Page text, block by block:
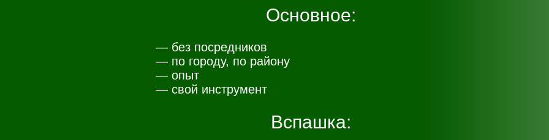
Основное:
— без посредников
— по городу, по району
— опыт
— свой инструмент
Вспашка: